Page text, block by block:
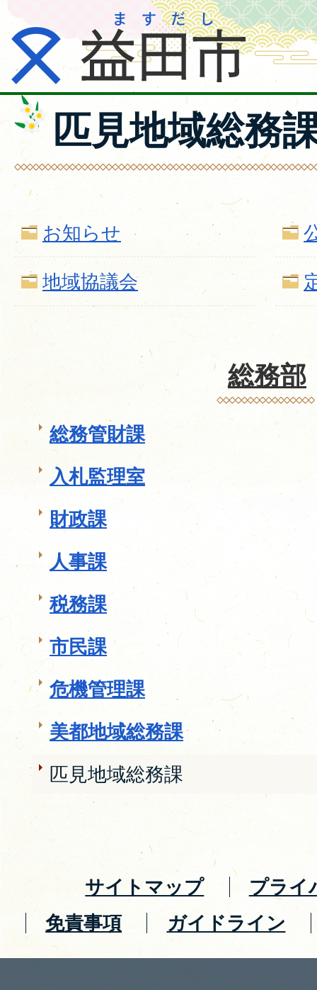
匹見地域総務
お知らせ
地域協議会
総務部
総務管財課
入札監理室
財政課
人事課
税務課
市民課
危機管理課
美都地域総務課
匹見地域総務課
サイトマップ
プライ
免責事項
ガイドライン